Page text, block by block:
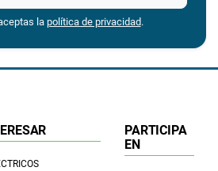
lapolítica de privacidad.
PARTICIPA
EN